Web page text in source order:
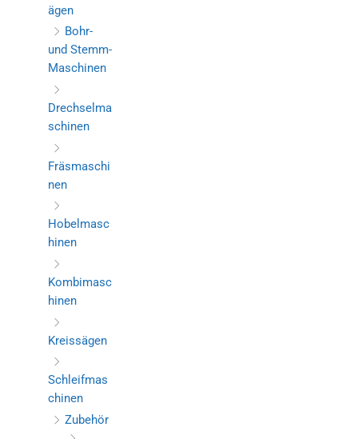
ägen
Bohr-
und Stemm-
Maschinen
Drechselma
schinen
Fräsmaschi
nen
Hobelmasc
hinen
Kombimasc
hinen
Kreissägen
Schleifmas
chinen
Zubehör